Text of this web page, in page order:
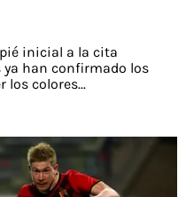
inicial a la cita
ya han confirmado los
los colores...